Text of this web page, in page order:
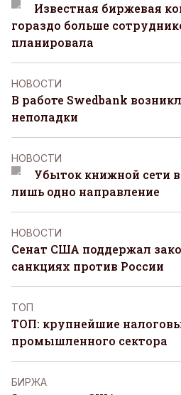
Известная биржевая
гораздо больше
планировала
НОВОСТИ
В работе Swedbank
неполадки
НОВОСТИ
Убыток книжной сети
лишь одно направление
НОВОСТИ
Сенат США поддержал
санкциях против России
ТОП
ТОП: крупнейшие
промышленного сектора
БИРЖА